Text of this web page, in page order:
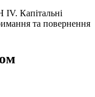
Капітальні
та повернення